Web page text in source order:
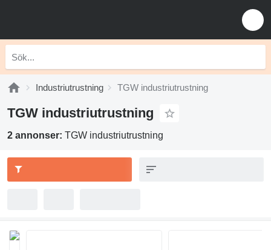
Industriutrustning TGW industriutrustning
TGW industriutrustning
2 annonser: TGW industriutrustning